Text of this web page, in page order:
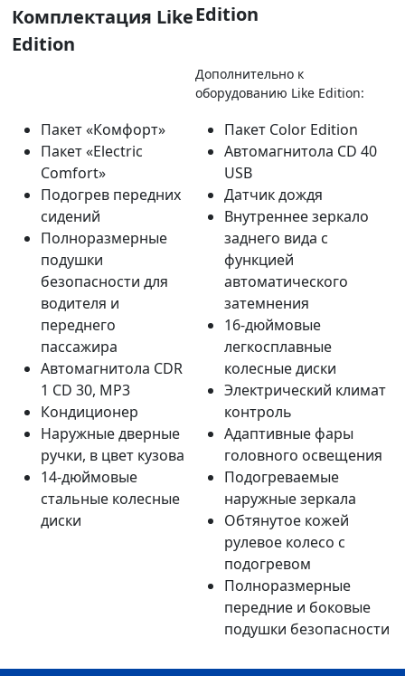
Комплектация Like
Edition
Edition
Дополнительно к
оборудованию Like Edition:
Пакет «Комфорт»
Пакет «Electric
Comfort»
Подогрев передних
сидений
Полноразмерные
подушки
безопасности для
водителя и
переднего
пассажира
Автомагнитола CDR
1 CD 30, MP3
Кондиционер
Наружные дверные
ручки, в цвет кузова
14-дюймовые
стальные колесные
диски
Пакет Color Edition
Автомагнитола CD 40
USB
Датчик дождя
Внутреннее зеркало
заднего вида с
функцией
автоматического
затемнения
16-дюймовые
легкосплавные
колесные диски
Электрический климат
контроль
Адаптивные фары
головного освещения
Подогреваемые
наружные зеркала
Обтянутое кожей
рулевое колесо с
подогревом
Полноразмерные
передние и боковые
подушки безопасности